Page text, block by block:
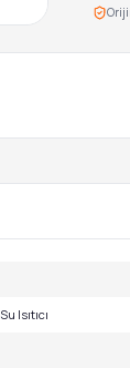
Isıtıcı